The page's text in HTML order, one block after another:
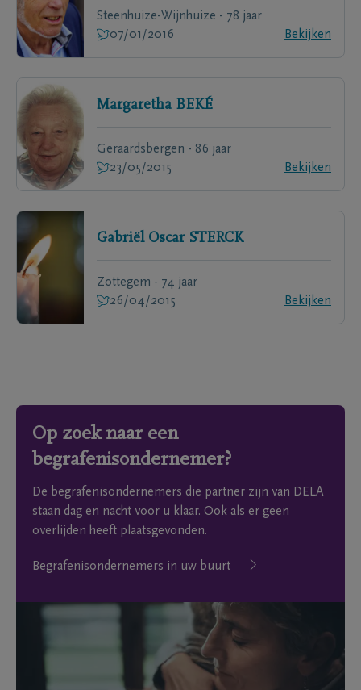
Steenhuize-Wijnhuize - 78 jaar
07/01/2016
Bekijken
Margaretha BEKÉ
Geraardsbergen - 86 jaar
23/05/2015
Bekijken
Gabriël Oscar STERCK
Zottegem - 74 jaar
26/04/2015
Bekijken
Op zoek naar een
begrafenisondernemer?
De begrafenisondernemers die partner zijn van DELA
staan dag en nacht voor u klaar. Ook als er geen
overlijden heeft plaatsgevonden.
Begrafenisondernemers in uw buurt